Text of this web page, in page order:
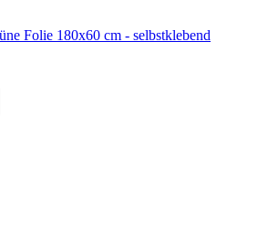
Folie 180x60 cm - selbstklebend